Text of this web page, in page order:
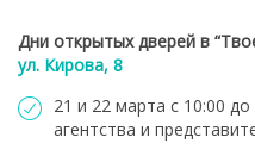
Дни открытых дверей в
ул. Кирова, 8
21 и 22 марта с 10:00
агентства и